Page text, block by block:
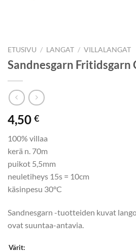
ETUSIVU / LANGAT / VILLALANGAT
Sandnesgarn Fritidsgarn
4,50 €
100% villaa
kerä n. 70m
puikot 5,5mm
neuletiheys 15s = 10cm
käsinpesu 30°C
Sandnesgarn -tuotteiden kuvat
ovat suuntaa-antavia.
Värit: